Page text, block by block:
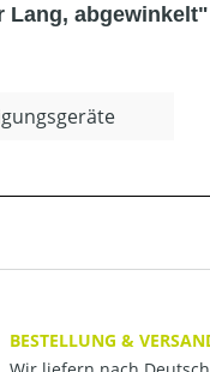
Lang, abgewinkelt"
BESTELLUNG &